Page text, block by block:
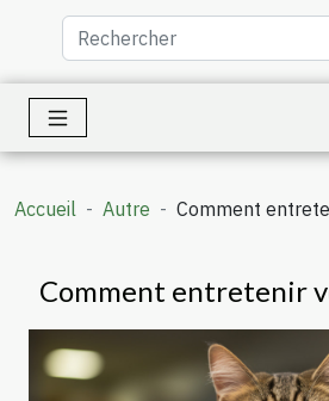
Accueil Autre Comment
Comment entretenir